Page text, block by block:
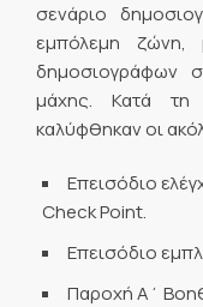
σενάριο
εμπόλεμη ζώνη,
δημοσιογράφων
μάχης. Κατά τη
καλύφθηκαν οι
Επεισόδιο
Check Point.
Επεισόδιο
Παροχή Α΄